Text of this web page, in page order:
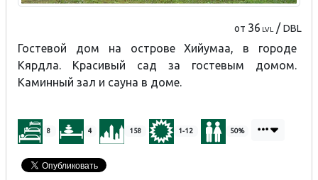
от 36 LVL /DBL
Гостевой дом на острове Хийумаа, в городе
Кярдла. Красивый сад за гостевым домом.
Каминный зал и сауна в доме.
8 4 158 1-12 50%